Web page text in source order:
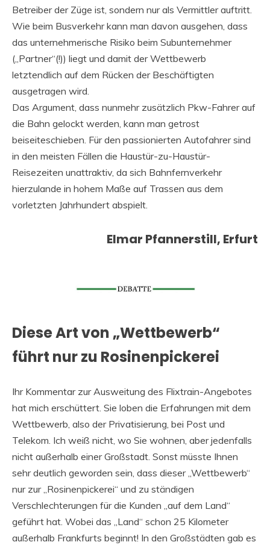
Betreiber der Züge ist, sondern nur als Vermittler auftritt.
Wie beim Busverkehr kann man davon ausgehen, dass
das unternehmerische Risiko beim Subunternehmer
(„Partner“(!)) liegt und damit der Wettbewerb
letztendlich auf dem Rücken der Beschäftigten
ausgetragen wird.
Das Argument, dass nunmehr zusätzlich Pkw-Fahrer auf
die Bahn gelockt werden, kann man getrost
beiseiteschieben. Für den passionierten Autofahrer sind
in den meisten Fällen die Haustür-zu-Haustür-
Reisezeiten unattraktiv, da sich Bahnfernverkehr
hierzulande in hohem Maße auf Trassen aus dem
vorletzten Jahrhundert abspielt.
Elmar Pfannerstill, Erfurt
Diese Art von „Wettbewerb“
führt nur zu Rosinenpickerei
Ihr Kommentar zur Ausweitung des Flixtrain-Angebotes
hat mich erschüttert. Sie loben die Erfahrungen mit dem
Wettbewerb, also der Privatisierung, bei Post und
Telekom. Ich weiß nicht, wo Sie wohnen, aber jedenfalls
nicht außerhalb einer Großstadt. Sonst müsste Ihnen
sehr deutlich geworden sein, dass dieser „Wettbewerb“
nur zur „Rosinenpickerei“ und zu ständigen
Verschlechterungen für die Kunden „auf dem Land“
geführt hat. Wobei das „Land“ schon 25 Kilometer
außerhalb Frankfurts beginnt! In den Großstädten gab es